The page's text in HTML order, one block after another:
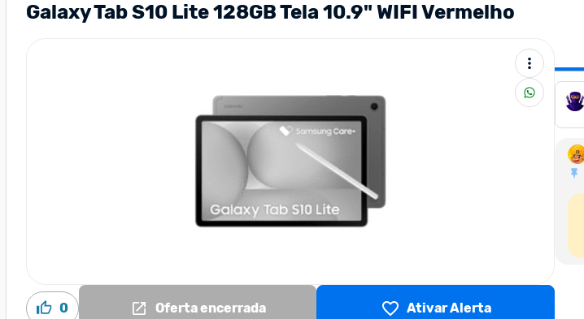
Galaxy Tab S10 Lite 128GB Tela 10.9" WIFI Vermelho
0 Oferta encerrada Ativar Alerta